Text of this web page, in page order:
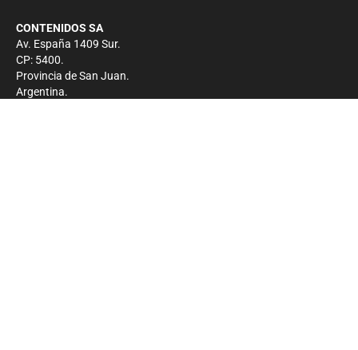
CONTENIDOS SA
Av. España 1409 Sur.
CP: 5400.
Provincia de San Juan.
Argentina.